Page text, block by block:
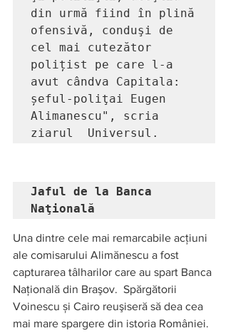
din urmă fiind în plină
ofensivă, conduşi de
cel mai cutezător
polițist pe care l-a
avut cândva Capitala:
șeful-poliţai Eugen
Alimanescu", scria
ziarul  Universul.
Jaful de la Banca
Naţională
Una dintre cele mai remarcabile acţiuni
ale comisarului Alimănescu a fost
capturarea tâlharilor care au spart Banca
Naţională din Braşov.  Spărgătorii
Voinescu și Cairo reuşiseră să dea cea
mai mare spargere din istoria României.